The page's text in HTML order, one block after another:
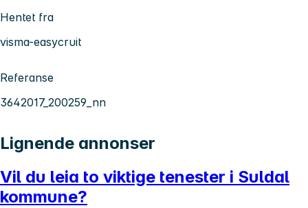
Hentet fra
visma-easycruit
Referanse
3642017_200259_nn
Lignende annonser
Vil du leia to viktige tenester i Suldal
kommune?